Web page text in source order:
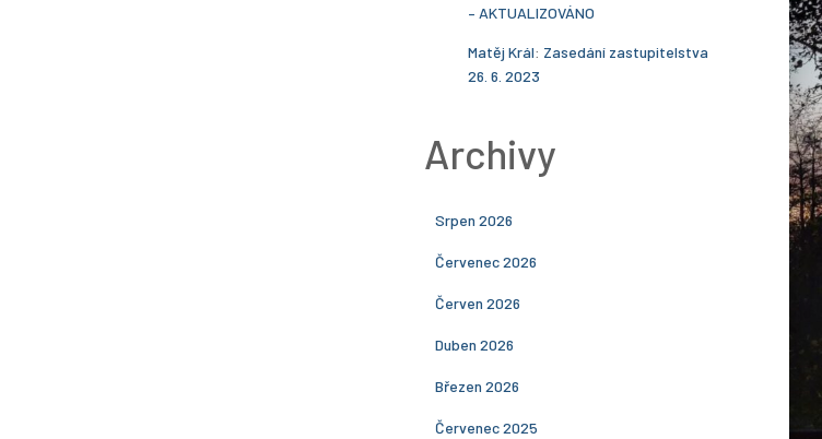
– AKTUALIZOVÁNO
Matěj Král: Zasedání zastupitelstva
26. 6. 2023
Archivy
Srpen 2026
Červenec 2026
Červen 2026
Duben 2026
Březen 2026
Červenec 2025